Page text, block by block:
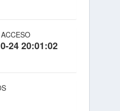
24 20:01:02